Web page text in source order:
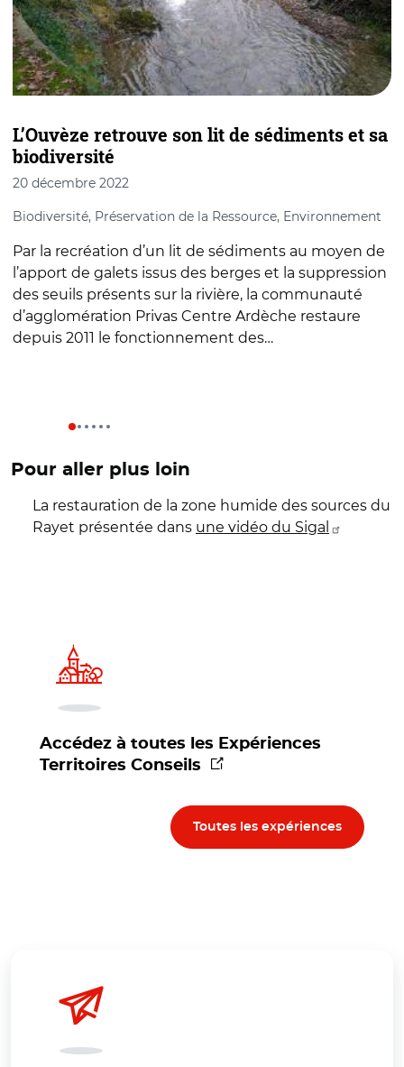
L’Ouvèze retrouve son lit de sédiments et sa
biodiversité
20 décembre 2022
Biodiversité, Préservation de la Ressource, Environnement
Par la recréation d’un lit de sédiments au moyen de
l’apport de galets issus des berges et la suppression
des seuils présents sur la rivière, la communauté
d’agglomération Privas Centre Ardèche restaure
depuis 2011 le fonctionnement des…
Pour aller plus loin
La restauration de la zone humide des sources du
Rayet présentée dans une vidéo du Sigal
Accédez à toutes les Expériences
Territoires Conseils
(nouvelle fenêtre)
Toutes les expériences